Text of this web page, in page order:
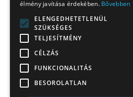
élmény javítása érdekében. Bővebben
ELENGEDHETETLENÜL
SZÜKSÉGES
TELJESÍTMÉNY
CÉLZÁS
FUNKCIONALITÁS
BESOROLATLAN